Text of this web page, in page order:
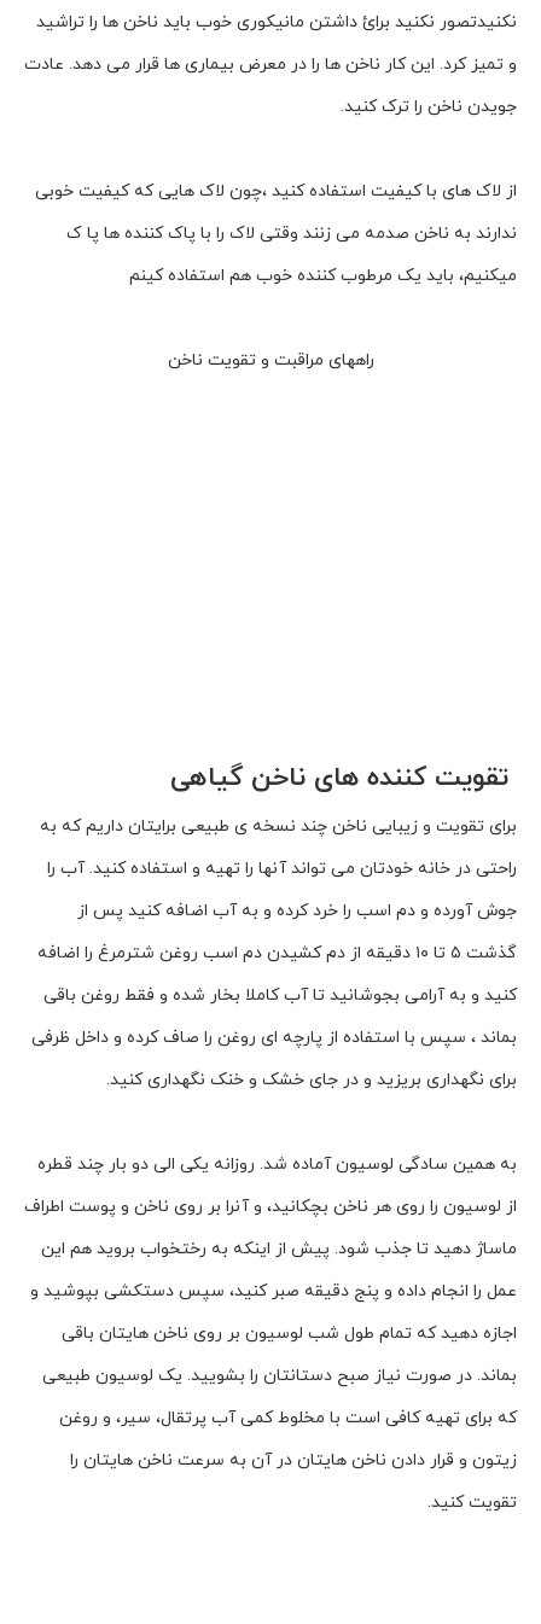
نکنیدتصور نکنید برائ داشتن مانیکوری خوب باید ناخن ها را تراشید
و تمیز کرد. این کار ناخن ها را در معرض بیماری ها قرار می دهد. عادت
جویدن ناخن را ترک کنید.
از لاک های با کیفیت استفاده کنید ،چون لاک هایی که کیفیت خوبی
ندارند به ناخن صدمه می زنند وقتی لاک را با پاک کننده ها پا ک
میکنیم، باید یک مرطوب کننده خوب هم استفاده کینم
راههای مراقبت و تقویت ناخن
تقویت کننده های ناخن گیاهی
برای تقویت و زیبایی ناخن چند نسخه ی طبیعی برایتان داریم که به
راحتی در خانه خودتان می تواند آنها را تهیه و استفاده کنید. آب را
جوش آورده و دم اسب را خرد کرده و به آب اضافه کنید پس از
گذشت ۵ تا ۱۰ دقیقه از دم کشیدن دم اسب روغن شترمرغ را اضافه
کنید و به آرامی بجوشانید تا آب کاملا بخار شده و فقط روغن باقی
بماند ، سپس با استفاده از پارچه ای روغن را صاف کرده و داخل ظرفی
برای نگهداری بریزید و در جای خشک و خنک نگهداری کنید.
به همین سادگی لوسیون آماده شد. روزانه یکی الی دو بار چند قطره
از لوسیون را روی هر ناخن بچکانید، و آنرا بر روی ناخن و پوست اطراف
ماساژ دهید تا جذب شود. پیش از اینکه به رختخواب بروید هم این
عمل را انجام داده و پنج دقیقه صبر کنید، سپس دستکشی بپوشید و
اجازه دهید که تمام طول شب لوسیون بر روی ناخن هایتان باقی
بماند. در صورت نیاز صبح دستانتان را بشویید. یک لوسیون طبیعی
که برای تهیه کافی است با مخلوط کمی آب پرتقال، سیر، و روغن
زیتون و قرار دادن ناخن هایتان در آن به سرعت ناخن هایتان را
تقویت کنید.